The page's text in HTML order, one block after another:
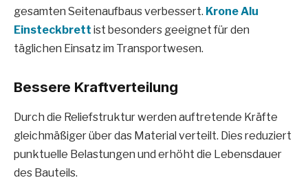
gesamten Seitenaufbaus verbessert. Krone Alu
Einsteckbrett ist besonders geeignet für den
täglichen Einsatz im Transportwesen.
Bessere Kraftverteilung
Durch die Reliefstruktur werden auftretende Kräfte
gleichmäßiger über das Material verteilt. Dies reduziert
punktuelle Belastungen und erhöht die Lebensdauer
des Bauteils.